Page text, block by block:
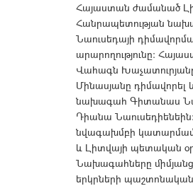
Հայաստան ժամանած
Հանրապետության
Նաուսեդայի
արարողությունը:
Վահագն
Մինասյանը դիմավորել
նախագահ Գիտանաս
Դիանա
նվագախմբի
և Լիտվայի պետական
Նախագահները միմյանց
երկրների